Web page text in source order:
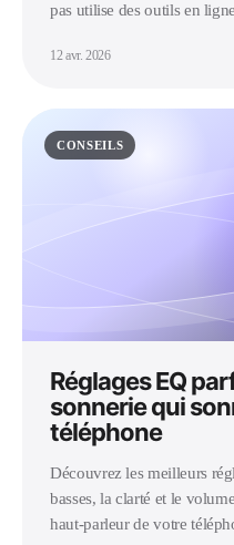
pas utilise des outils en
12 avr. 2026
CONSEILS
Réglages EQ
sonnerie qui
téléphone
Découvrez les meilleurs
basses, la clarté et le
haut-parleur de votre